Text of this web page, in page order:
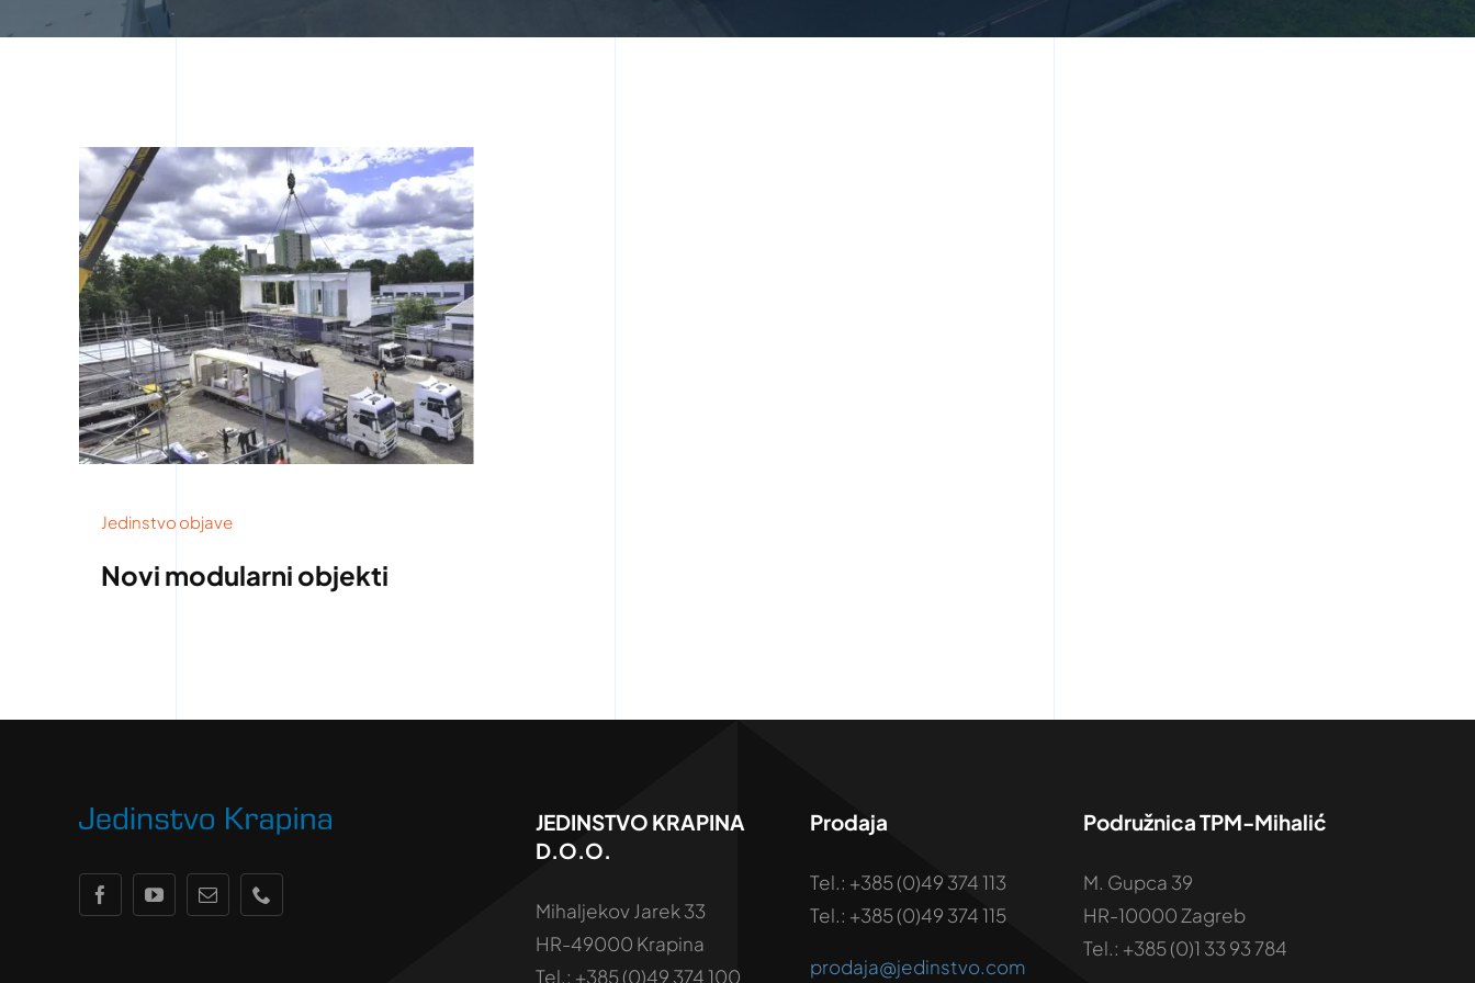
Jedinstvo objave
Novi modularni objekti
JEDINSTVO KRAPINA
D.o.o.
Mihaljekov Jarek 33
HR-49000 Krapina
Tel.: +385 (0)49 374 100
Prodaja
Tel.: +385 (0)49 374 113
Tel.: +385 (0)49 374 115
prodaja@jedinstvo.com
Podružnica TPM-Mihalić
M. Gupca 39
HR-10000 Zagreb
Tel.: +385 (0)1 33 93 784